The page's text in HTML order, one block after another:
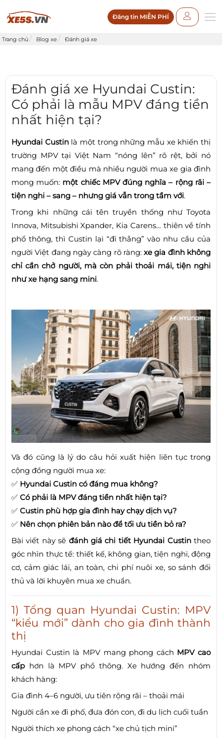
Đăng tin MIỄN PHÍ
Trang chủ Blog xe Đánh giá xe
Đánh giá xe Hyundai Custin:
Có phải là mẫu MPV đáng tiền
nhất hiện tại?
Hyundai Custinlà một trong những mẫu xe khiến thị
trường MPV tại Việt Nam “nóng lên” rõ rệt, bởi nó
mang đến một điều mà nhiều người mua xe gia đình
mong muốn: một chiếc MPV đúng nghĩa – rộng rãi –
tiện nghi – sang – nhưng giá vẫn trong tầm với.
Trong khi những cái tên truyền thống như Toyota
Innova, Mitsubishi Xpander, Kia Carens… thiên về tính
phổ thông, thì Custin lại “đi thẳng” vào nhu cầu của
người Việt đang ngày càng rõ ràng:xe gia đình không
chỉ cần chở người, mà còn phải thoải mái, tiện nghi
như xe hạng sang mini.
Và đó cũng là lý do câu hỏi xuất hiện liên tục trong
cộng đồng người mua xe:
✅ Hyundai Custin có đáng mua không?
✅ Có phải là MPV đáng tiền nhất hiện tại?
✅ Custin phù hợp gia đình hay chạy dịch vụ?
✅ Nên chọn phiên bản nào để tối ưu tiền bỏ ra?
Bài viết này sẽ đánh giá chi tiết Hyundai Custintheo
góc nhìn thực tế: thiết kế, không gian, tiện nghi, động
cơ, cảm giác lái, an toàn, chi phí nuôi xe, so sánh đối
thủ và lời khuyên mua xe chuẩn.
1) Tổng quan Hyundai Custin: MPV
“kiểu mới” dành cho gia đình thành
thị
Hyundai Custin là MPV mang phong cách MPV cao
cấp hơn là MPV phổ thông. Xe hướng đến nhóm
khách hàng:
Gia đình 4–6 người, ưu tiên rộng rãi – thoải mái
Người cần xe đi phố, đưa đón con, đi du lịch cuối tuần
Người thích xe phong cách “xe chủ tịch mini”